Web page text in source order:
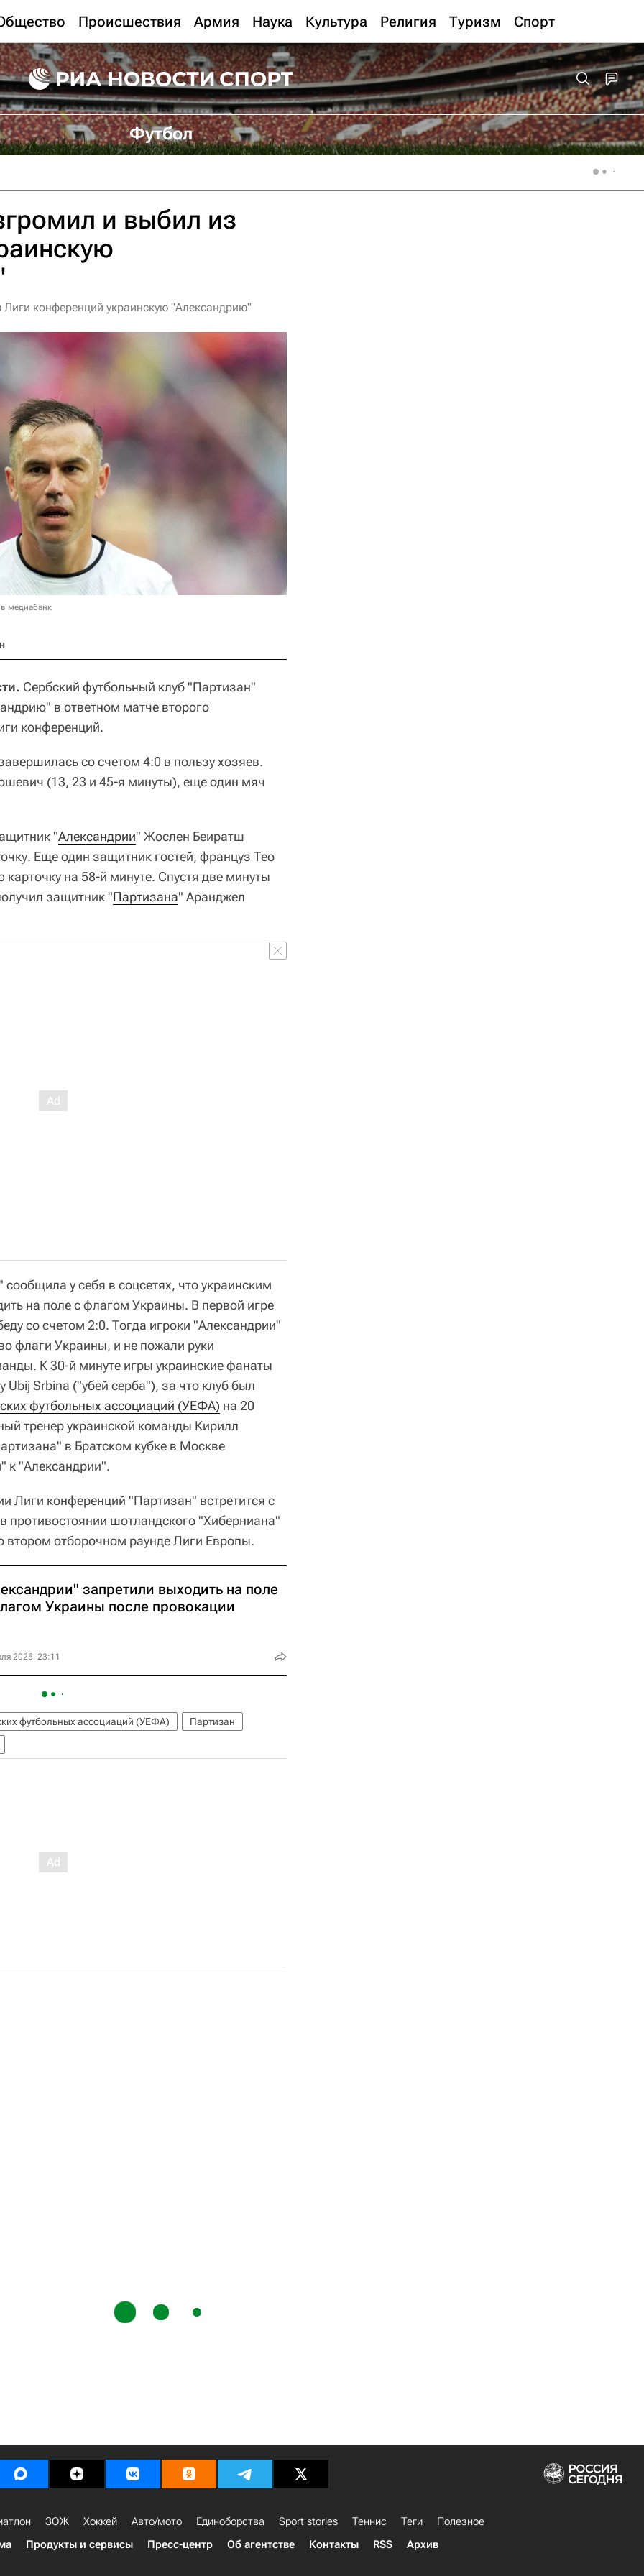
Происшествия Армия Наука Культура Религия Туризм Спорт
Футбол
и выбил из
конференций украинскую "Александрию"
медиабанк
Сербский футбольный клуб "Партизан"
в ответном матче второго
конференций.
со счетом 4:0 в пользу хозяев.
(13, 23 и 45-я минуты), еще один мяч
"Александрии" Жослен Беиратш
Еще один защитник гостей, француз Тео
на 58-й минуте. Спустя две минуты
защитник "Партизана" Аранджел
у себя в соцсетях, что украинским
на поле с флагом Украины. В первой игре
со счетом 2:0. Тогда игроки "Александрии"
флаги Украины, и не пожали руки
К 30-й минуте игры украинские фанаты
Ubij Srbina ("убей серба"), за что клуб был
футбольных ассоциаций (УЕФА) на 20
тренер украинской команды Кирилл
в Братском кубке в Москве
к "Александрии".
Лиги конференций "Партизан" встретится с
противостоянии шотландского "Хиберниана"
втором отборочном раунде Лиги Европы.
запретили выходить на поле
Украины после провокации
2025, 23:11
футбольных ассоциаций (УЕФА)
Партизан
ЗОЖ Хоккей Авто/мото Единоборства Sport stories Теннис Теги
Полезное
Продукты и сервисы Пресс-центр Об агентстве Контакты RSS Архив